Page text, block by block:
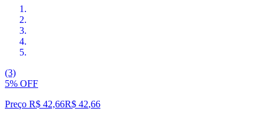
(3)
5% OFF
Preço R$ 42,66R$ 42,66